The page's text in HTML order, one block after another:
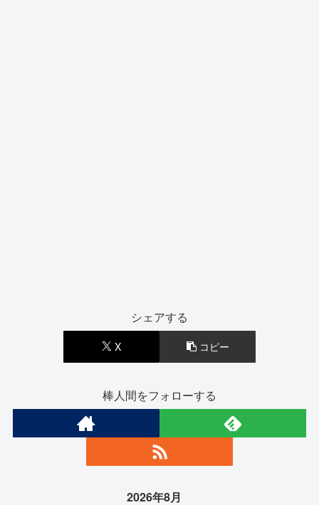
シェアする
X コピー
棒人間をフォローする
2026年8月